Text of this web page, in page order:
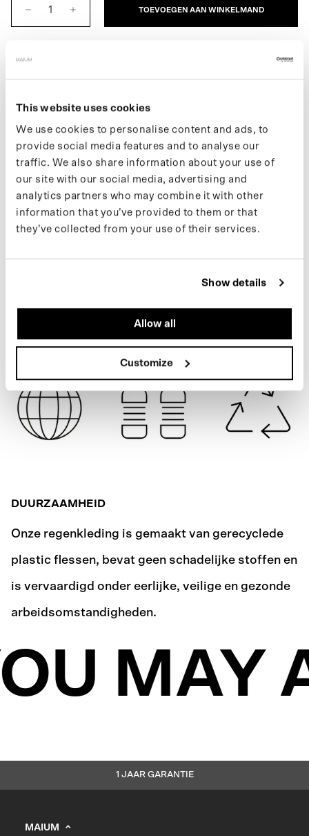
This website uses cookies
We use cookies to personalise content and ads, to
provide social media features and to analyse our
traffic. We also share information about your use of
our site with our social media, advertising and
analytics partners who may combine it with other
information that you’ve provided to them or that
they’ve collected from your use of their services.
Show details
Allow all
Customize
BLACK
TOEVOEGEN AAN WINKELMAND
BESCHRIJVING
voorkomen dat je ze kwijtraakt op je fiets. Als het minder koud is
met een magneet. Dit bied meer bewegingsvrijheid en een goede
grip. Gemaakt van 11 gerecyclede PET-flessen.
Meer informatie over onze producten vind je op onze support
pagina. Wil je op de hoogte blijven van nieuwe drops en het
laatste nieuws, volg ons dan op Instagram of meld je aan voor
onze nieuwsbrief.
DUURZAAMHEID
Onze regenkleding is gemaakt van gerecyclede
plastic flessen, bevat geen schadelijke stoffen en
is vervaardigd onder eerlijke, veilige en gezonde
arbeidsomstandigheden.
MAY
1 JAAR GARANTIE
MAIUM